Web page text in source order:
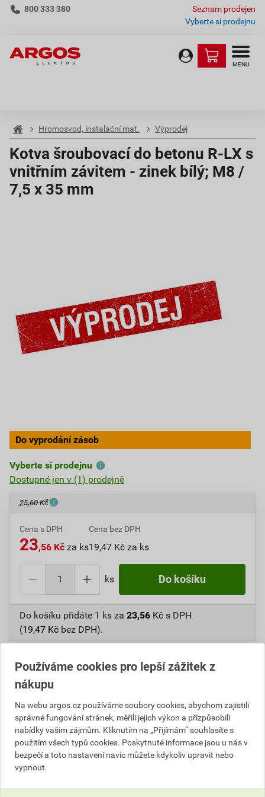
800 333 380
Seznam prodejen
Vyberte si prodejnu
MENU
Hromosvod, instalační mat. Výprodej
Kotva šroubovací do betonu R-LX s
vnitřním závitem - zinek bílý; M8 /
7,5 x 35 mm
Do vyprodání zásob
Vyberte si prodejnu
Dostupné jen v (1) prodejně
25,60 Kč
Cena s DPH
23,56 Kč za ks
Cena bez DPH
19,47 Kč za ks
ks Do košíku
Do košíku přidáte 1 ks za 23,56 Kč s DPH
(19,47 Kč bez DPH).
Výrobky značky:KOELNER
Informace o ceně
Aktuální prodejní cena po slevě 8% z ceníkové ceny
19,47 Kč
Používáme cookies pro lepší zážitek z
nákupu
Na webu argos.cz používáme soubory cookies, abychom zajistili
správné fungování stránek, měřili jejich výkon a přizpůsobili
nabídky vašim zájmům. Kliknutím na „Přijímám“ souhlasíte s
použitím všech typů cookies. Poskytnuté informace jsou u nás v
bezpečí a toto nastavení navíc můžete kdykoliv upravit nebo
vypnout.